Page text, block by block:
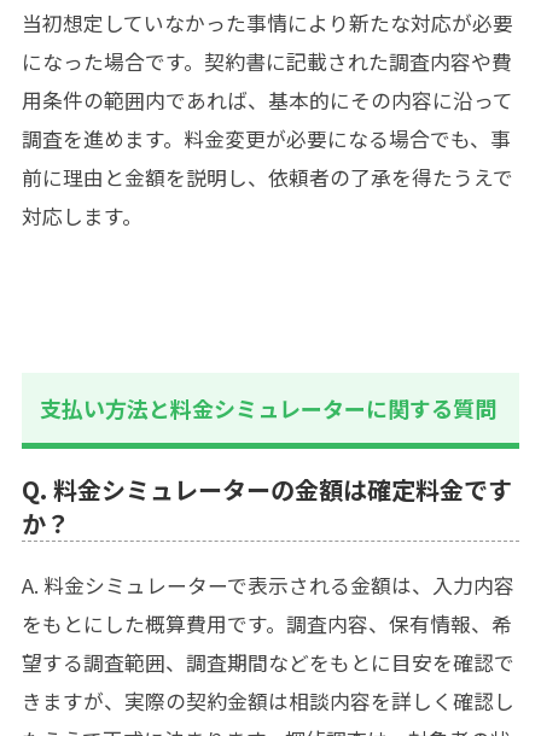
当初想定していなかった事情により新たな対応が必要
になった場合です。契約書に記載された調査内容や費
用条件の範囲内であれば、基本的にその内容に沿って
調査を進めます。料金変更が必要になる場合でも、事
前に理由と金額を説明し、依頼者の了承を得たうえで
対応します。
支払い方法と料金シミュレーターに関する質問
Q. 料金シミュレーターの金額は確定料金です
か？
A. 料金シミュレーターで表示される金額は、入力内容
をもとにした概算費用です。調査内容、保有情報、希
望する調査範囲、調査期間などをもとに目安を確認で
きますが、実際の契約金額は相談内容を詳しく確認し